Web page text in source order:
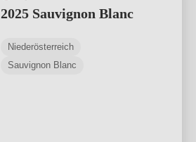
2025 Sauvignon Blanc
Niederösterreich
Sauvignon Blanc